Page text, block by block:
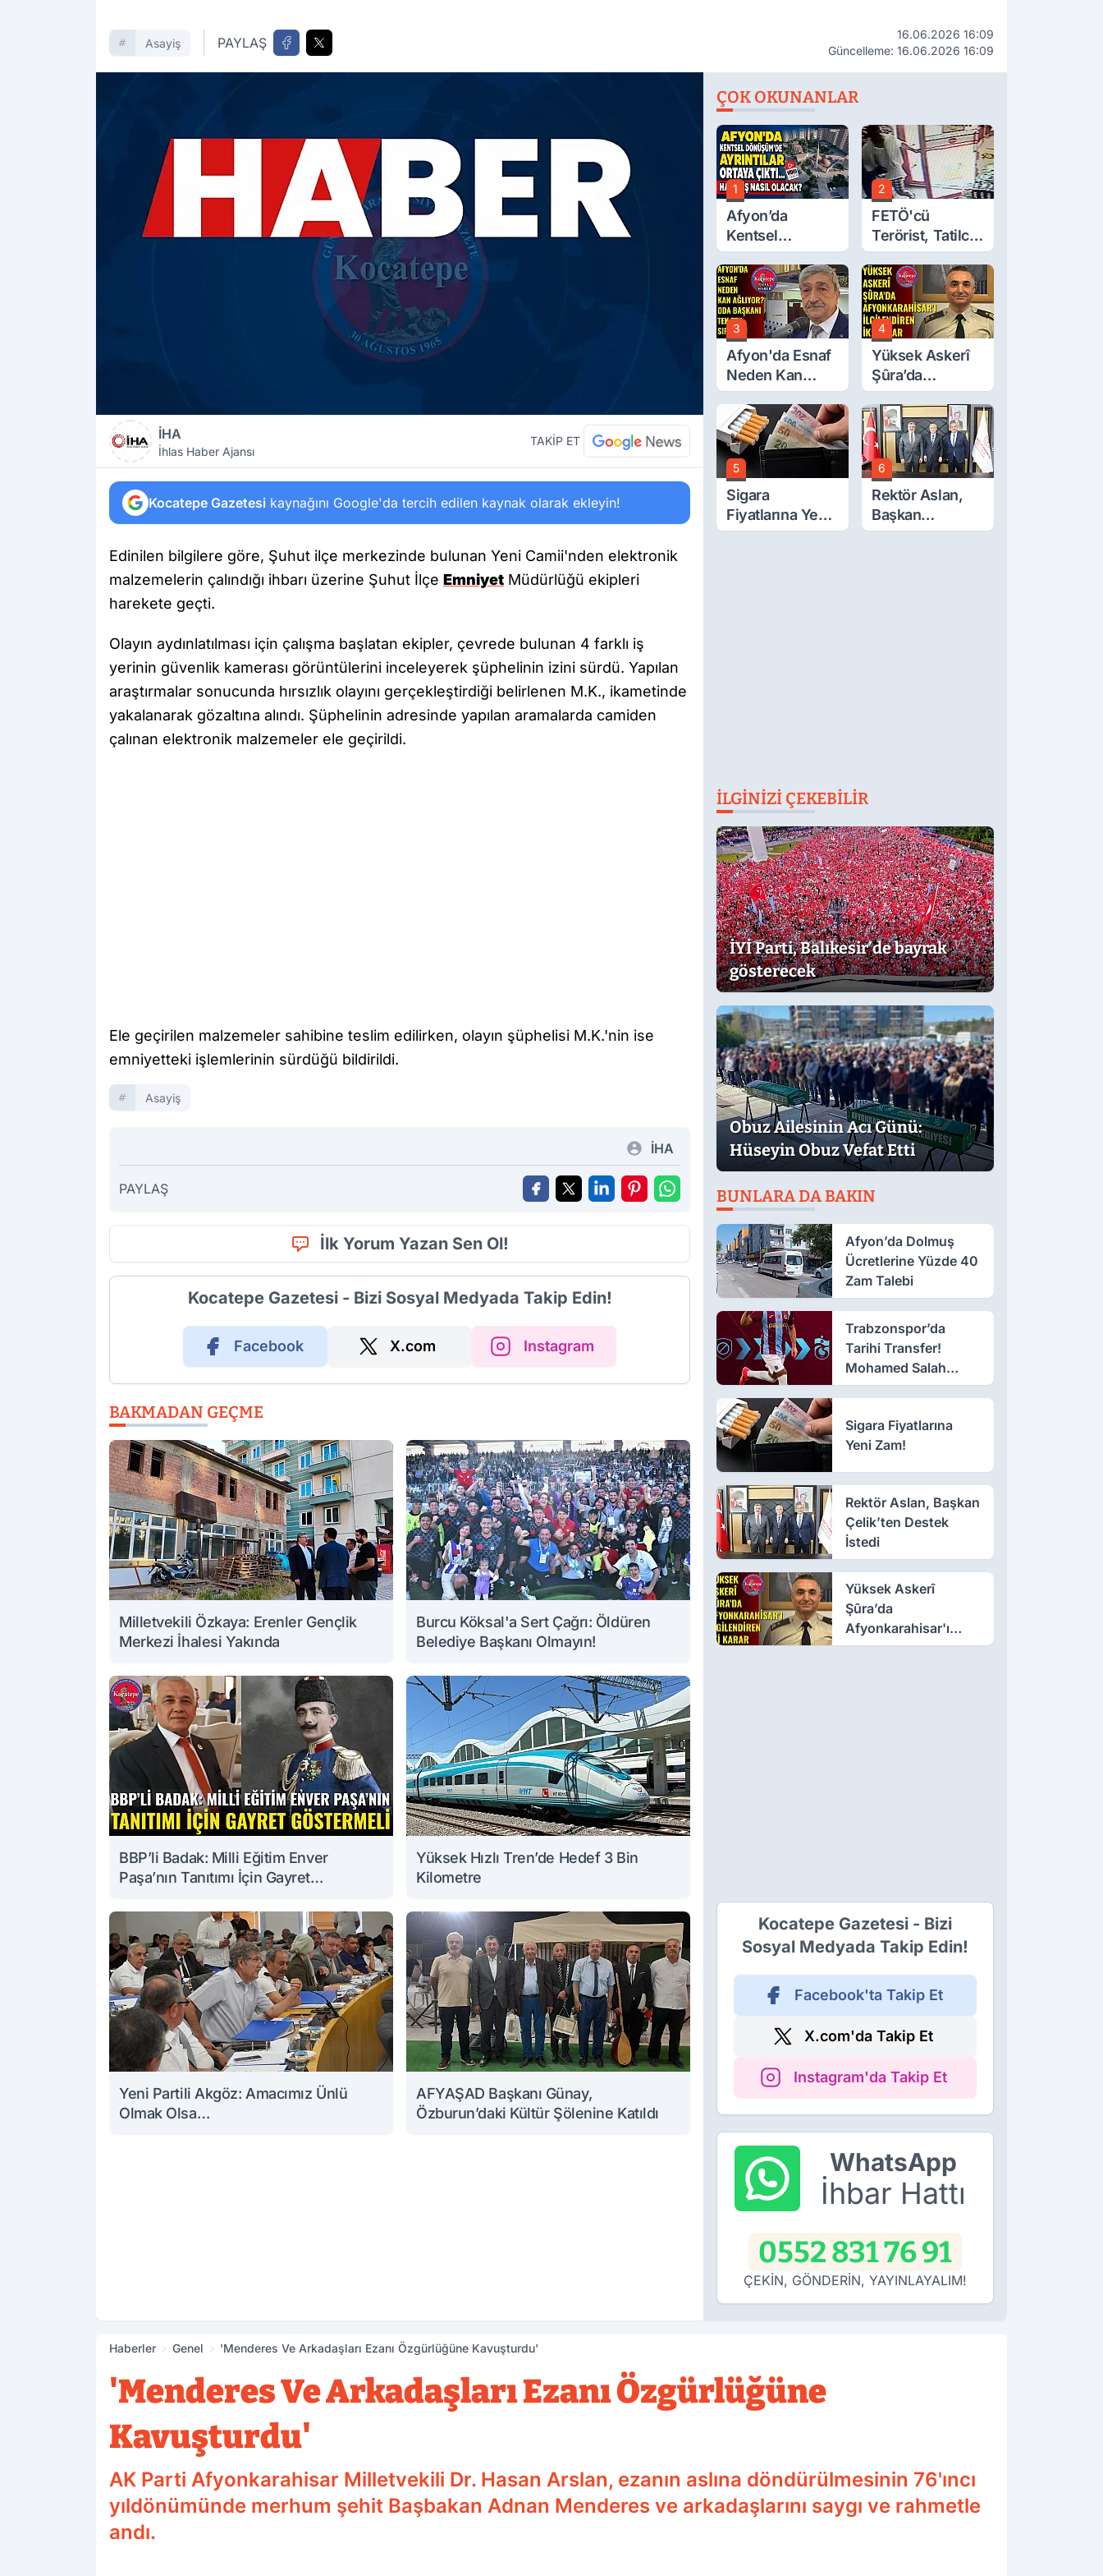
Asayiş PAYLAŞ
16.06.2026 16:09
Güncelleme: 16.06.2026 16:09
İHA
İhlas Haber Ajansı
TAKİP ET
Kocatepe Gazetesi kaynağını Google'da tercih edilen kaynak olarak ekleyin!
Edinilen bilgilere göre, Şuhut ilçe merkezinde bulunan Yeni Camii'nden elektronik
malzemelerin çalındığı ihbarı üzerine Şuhut İlçe Emniyet Müdürlüğü ekipleri
harekete geçti.
Olayın aydınlatılması için çalışma başlatan ekipler, çevrede bulunan 4 farklı iş
yerinin güvenlik kamerası görüntülerini inceleyerek şüphelinin izini sürdü. Yapılan
araştırmalar sonucunda hırsızlık olayını gerçekleştirdiği belirlenen M.K., ikametinde
yakalanarak gözaltına alındı. Şüphelinin adresinde yapılan aramalarda camiden
çalınan elektronik malzemeler ele geçirildi.
Ele geçirilen malzemeler sahibine teslim edilirken, olayın şüphelisi M.K.'nin ise
emniyetteki işlemlerinin sürdüğü bildirildi.
Asayiş
İHA
PAYLAŞ
İlk Yorum Yazan Sen Ol!
Kocatepe Gazetesi - Bizi Sosyal Medyada Takip Edin!
Facebook X.com Instagram
BAKMADAN GEÇME
Milletvekili Özkaya: Erenler Gençlik
Merkezi İhalesi Yakında
Burcu Köksal'a Sert Çağrı: Öldüren
Belediye Başkanı Olmayın!
BBP’li Badak: Milli Eğitim Enver
Paşa’nın Tanıtımı İçin Gayret
Yüksek Hızlı Tren’de Hedef 3 Bin
Kilometre
Yeni Partili Akgöz: Amacımız Ünlü
Olmak Olsa…
AFYAŞAD Başkanı Günay,
Özburun’daki Kültür Şölenine Katıldı
ÇOK OKUNANLAR
1
Afyon’da
Kentsel
Dönüşüm’de
Ayrıntılar Ortaya
Çıktı… Hakediş
Nasıl Olacak?
2
FETÖ'cü
Terörist, Tatilci
Gibi Kaçmış
3
Afyon'da Esnaf
Neden Kan
Ağlıyor? Oda
Başkanı Tek Tek
Sıraladı
4
Yüksek Askerî
Şûra’da
Afyonkarahisar'ı
İlgilendiren İki
Karar
5
Sigara
Fiyatlarına Yeni
Zam!
6
Rektör Aslan,
Başkan
Çelik’ten Destek
İLGINIZI ÇEKEBILIR
İYİ Parti, Balıkesir’de bayrak
gösterecek
Obuz Ailesinin Acı Günü:
Hüseyin Obuz Vefat Etti
BUNLARA DA BAKIN
Afyon’da Dolmuş
Ücretlerine Yüzde 40
Zam Talebi
Trabzonspor’da
Tarihi Transfer!
Mohamed Salah
Geliyor
Sigara Fiyatlarına
Yeni Zam!
Rektör Aslan, Başkan
Çelik’ten Destek
İstedi
Yüksek Askerî
Şûra’da
Afyonkarahisar'ı
İlgilendiren İki Karar
Kocatepe Gazetesi - Bizi
Sosyal Medyada Takip Edin!
Facebook'ta Takip Et
X.com'da Takip Et
Instagram'da Takip Et
WhatsApp
İhbar Hattı
0552 831 76 91
ÇEKİN, GÖNDERİN, YAYINLAYALIM!
Haberler Genel 'Menderes Ve Arkadaşları Ezanı Özgürlüğüne Kavuşturdu'
'Menderes Ve Arkadaşları Ezanı Özgürlüğüne
Kavuşturdu'
AK Parti Afyonkarahisar Milletvekili Dr. Hasan Arslan, ezanın aslına döndürülmesinin 76'ıncı
yıldönümünde merhum şehit Başbakan Adnan Menderes ve arkadaşlarını saygı ve rahmetle
andı.